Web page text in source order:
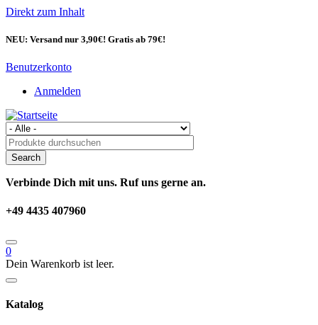
Direkt zum Inhalt
NEU: Versand nur 3,90€! Gratis ab 79€!
Benutzerkonto
Anmelden
Verbinde Dich mit uns. Ruf uns gerne an.
+49 4435 407960
0
Dein Warenkorb ist leer.
Katalog